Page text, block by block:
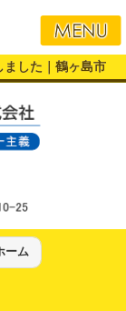
ました｜鶴ヶ島市
ーム